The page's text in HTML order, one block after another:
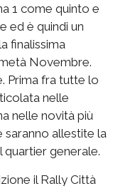
1 come quinto e
ed è quindi un
finalissima
Novembre.
Prima fra tutte lo
nelle
nelle novità più
allestite la
quartier generale.
il Rally Città